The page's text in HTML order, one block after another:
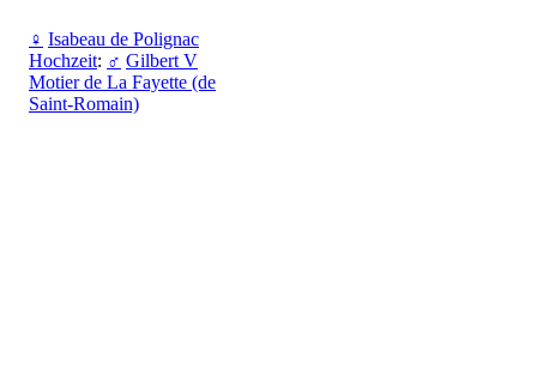
♀ Isabeau de Polignac
Hochzeit: ♂ Gilbert V
Motier de La Fayette (de
Saint-Romain)